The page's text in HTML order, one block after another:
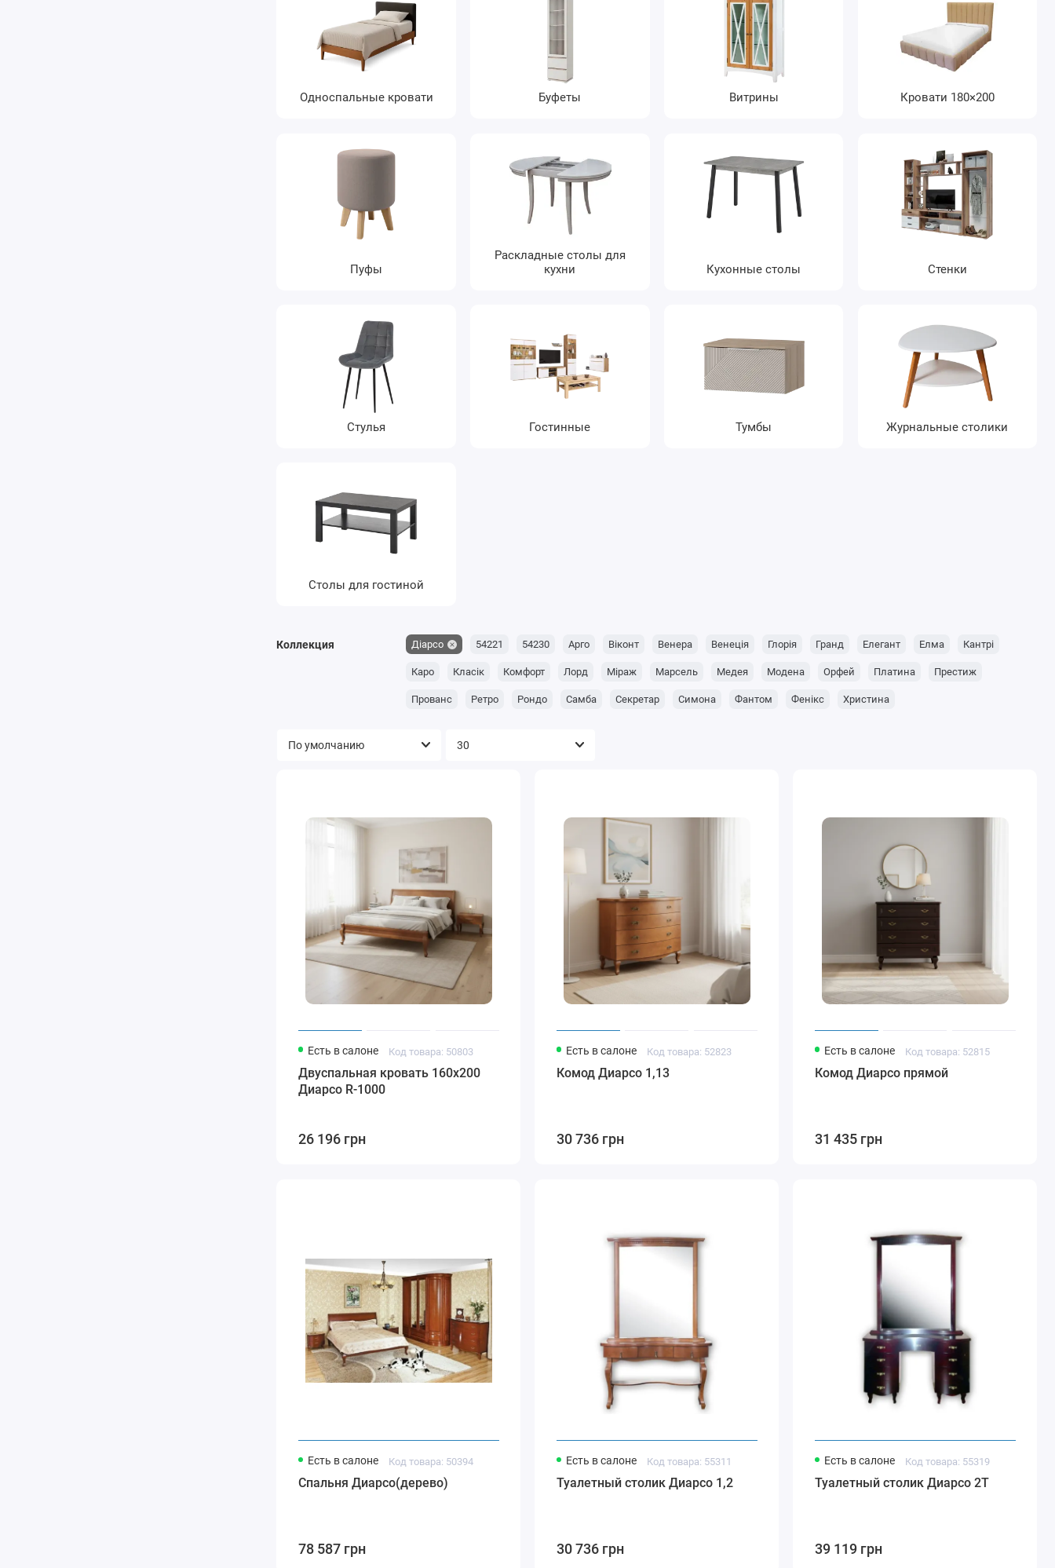
Односпальные кровати Буфеты Витрины Кровати 180×200
Пуфы
Раскладные столы для
кухни
Кухонные столы Стенки
Стулья Гостинные Тумбы Журнальные столики
Столы для гостиной
Коллекция Діарсо 54221 54230 Арго Віконт Венера Венеція Глорія Гранд Елегант Елма Кантрі
Каро Класік Комфорт Лорд Міраж Марсель Медея Модена Орфей Платина Престиж
Прованс Ретро Рондо Самба Секретар Симона Фантом Фенікс Христина
Есть в салоне Код товара: 50803
Двуспальная кровать 160x200
Диарсо R-1000
26 196 грн
Есть в салоне Код товара: 52823
Комод Диарсо 1,13
30 736 грн
Есть в салоне Код товара: 52815
Комод Диарсо прямой
31 435 грн
Есть в салоне Код товара: 50394
Спальня Диарсо(дерево)
78 587 грн
Есть в салоне Код товара: 55311
Туалетный столик Диарсо 1,2
30 736 грн
Есть в салоне Код товара: 55319
Туалетный столик Диарсо 2Т
39 119 грн